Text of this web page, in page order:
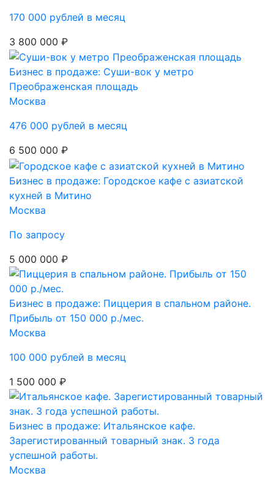
170 000 рублей в месяц
3 800 000 ₽
Бизнес в продаже: Суши-вок у метро
Преображенская площадь
Москва
476 000 рублей в месяц
6 500 000 ₽
Бизнес в продаже: Городское кафе с азиатской
кухней в Митино
Москва
По запросу
5 000 000 ₽
Бизнес в продаже: Пиццерия в спальном районе.
Прибыль от 150 000 р./мес.
Москва
100 000 рублей в месяц
1 500 000 ₽
Бизнес в продаже: Итальянское кафе.
Зарегистированный товарный знак. 3 года
успешной работы.
Москва